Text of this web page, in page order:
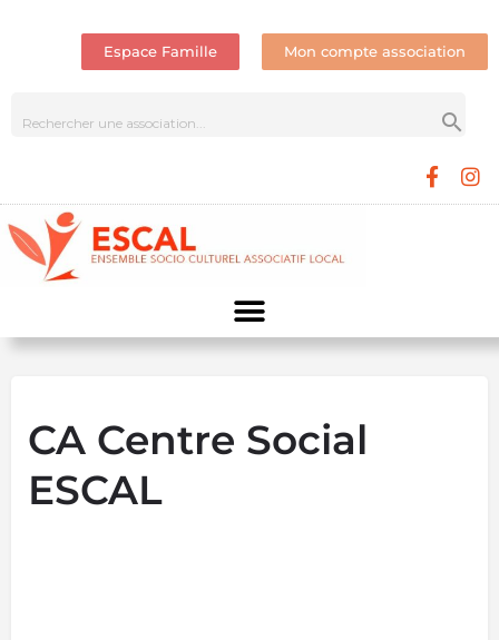
Espace Famille Mon compte association
CA Centre Social
ESCAL